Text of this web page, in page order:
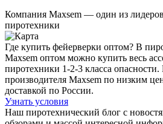
Компания Maxsem — один из
пиротехники
Где купить фейерверки оптом? В
Maxsem оптом можно купить весь
пиротехники 1-2-3 класса
производителя Maxsem по низким
доставкой по России.
Узнать условия
Наш пиротехнический блог с